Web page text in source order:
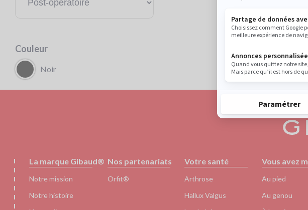
Couleur
Noir
Pied
de
page
La marque Gibaud®
Notre mission
Notre histoire
Nos partenariats
Orfit®
Votre santé
Arthrose
Hallux Valgus
Vous avez
Au pied
Au genou